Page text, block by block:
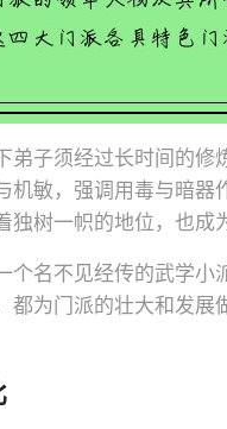
弟子须经过长时间的
机敏，强调用毒与暗
树一帜的地位，也成
个名不见经传的武学
都为门派的壮大和发